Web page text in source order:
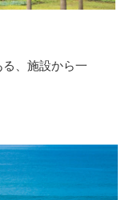
、施設から一